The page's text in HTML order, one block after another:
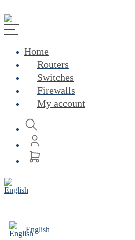
Home
Routers
Switches
Firewalls
My account
English